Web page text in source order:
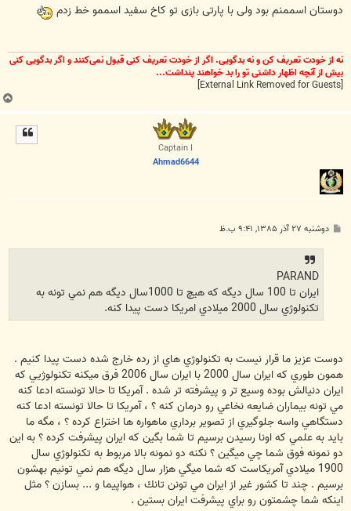
ت
دوستان اسممنم بود ولی با پارتی بازی تو کاخ سفید اسممو خط زدم
نه از خودت تعریف کن و نه بدگویی. اگر از خودت تعریف کنی قبول نمی‌کنند و اگر بدگویی کنی
بیش از آنچه اظهار داشتی تو را بد خواهند پنداشت...
ب
ا
Captain I
Ahmad6644
پ دوشنبه ۲۷ آذر ۱۳۸۵, ۹:۴۱ ب.ظ
PARAND
ايران تا 100 سال ديگه كه هيچ تا 1000سال ديگه هم نمي تونه به
تكنولوژي سال 2000 ميلادي امريكا دست پيدا كنه.
دوست عزيز ما قرار نيست به تكنولوژي هاي از رده خارج شده دست پيدا كنيم .
همون طوري كه ايران سال 2000 با ايران سال 2006 فرق ميكنه تكنولوژيي كه
ايران دنيالش بوده وسيع تر و پيشرفته تر شده . آمريكا تا حالا تونسته ادعا كنه
مي تونه بيماران ضايعه نخاعي رو درمان كنه ؟ ، آمريكا تا حالا تونسته ادعا كنه
دستگاهي واسه جلوگيري از تصوير برداري ماهواره ها اختراع كرده ؟ ، مگه ما
بايد به علمي كه اونا رسيدن برسيم تا شما بگين كه ايران پيشرفت كرده ؟ به اين
دو نمونه فوق شما چي ميگين ؟ نكنه دو نمونه بالا مربوط به تكنولوژي سال
1900 ميلادي آمريكاست كه شما ميگي هزار سال ديگه هم نمي تونيم بهشون
برسيم . چند تا كشور غير از ايران مي تونن تانك ، هواپيما و ... بسازن ؟ مثل
اينكه شما چشمتون رو براي پيشرفت ايران بستين .